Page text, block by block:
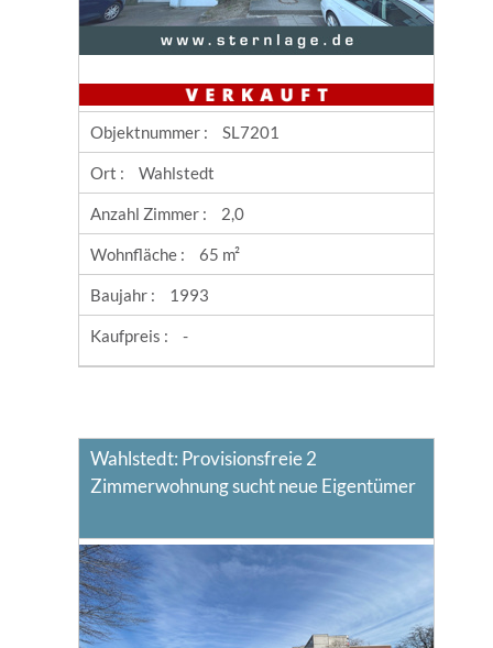
Objektnummer : SL7201
Ort : Wahlstedt
Anzahl Zimmer : 2,0
Wohnfläche : 65 m²
Baujahr : 1993
Kaufpreis : -
Wahlstedt: Provisionsfreie 2
Zimmerwohnung sucht neue Eigentümer